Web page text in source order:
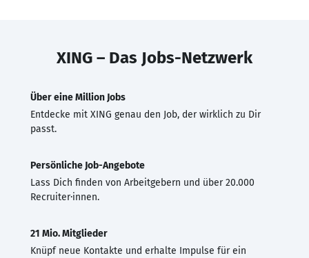
XING – Das Jobs-Netzwerk
Über eine Million Jobs
Entdecke mit XING genau den Job, der wirklich zu Dir
passt.
Persönliche Job-Angebote
Lass Dich finden von Arbeitgebern und über 20.000
Recruiter·innen.
21 Mio. Mitglieder
Knüpf neue Kontakte und erhalte Impulse für ein